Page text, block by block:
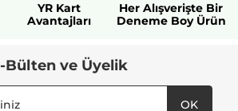
YR Kart
Avantajları
Her Alışverişte Bir
Deneme Boy Ürün
E-Bülten ve Üyelik
OK